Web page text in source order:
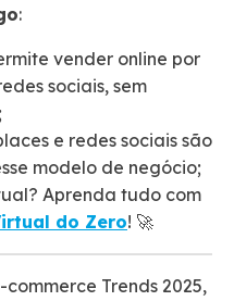
:
vender online por
sociais, sem
e redes sociais são
modelo de negócio;
Aprenda tudo com
do Zero! 🚀
Trends 2025,